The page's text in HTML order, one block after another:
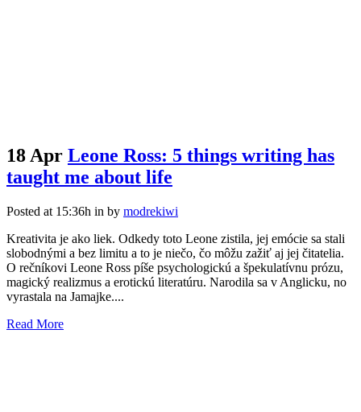
18 Apr Leone Ross: 5 things writing has
taught me about life
Posted at 15:36h in by modrekiwi
Kreativita je ako liek. Odkedy toto Leone zistila, jej emócie sa stali
slobodnými a bez limitu a to je niečo, čo môžu zažiť aj jej čitatelia.
O rečníkovi Leone Ross píše psychologickú a špekulatívnu prózu,
magický realizmus a erotickú literatúru. Narodila sa v Anglicku, no
vyrastala na Jamajke....
Read More